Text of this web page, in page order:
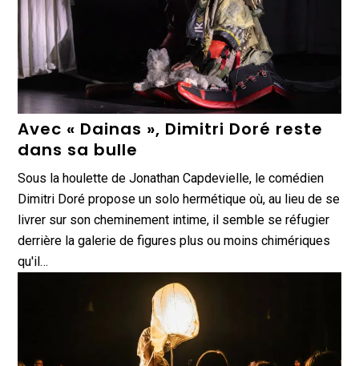
Avec « Dainas », Dimitri Doré reste
dans sa bulle
Sous la houlette de Jonathan Capdevielle, le comédien
Dimitri Doré propose un solo hermétique où, au lieu de se
livrer sur son cheminement intime, il semble se réfugier
derrière la galerie de figures plus ou moins chimériques
qu'il…